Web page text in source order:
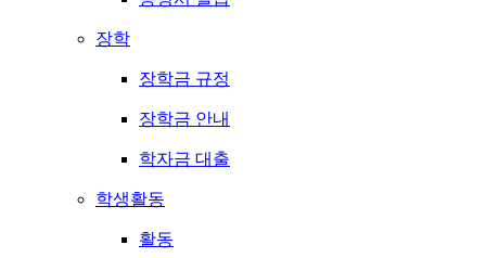
장학
장학금 규정
장학금 안내
학자금 대출
학생활동
활동